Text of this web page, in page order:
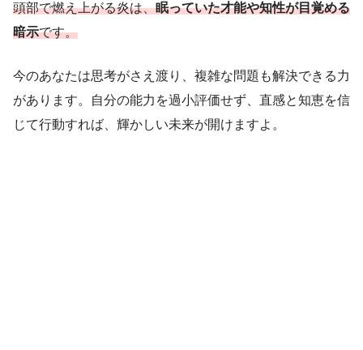
頭部で燃え上がる炎は、眠っていた才能や知性が目覚める
暗示です。
今のあなたは思考がさえ渡り、複雑な問題も解決できる力
があります。自分の能力を過小評価せず、直感と知恵を信
じて行動すれば、輝かしい未来が開けますよ。